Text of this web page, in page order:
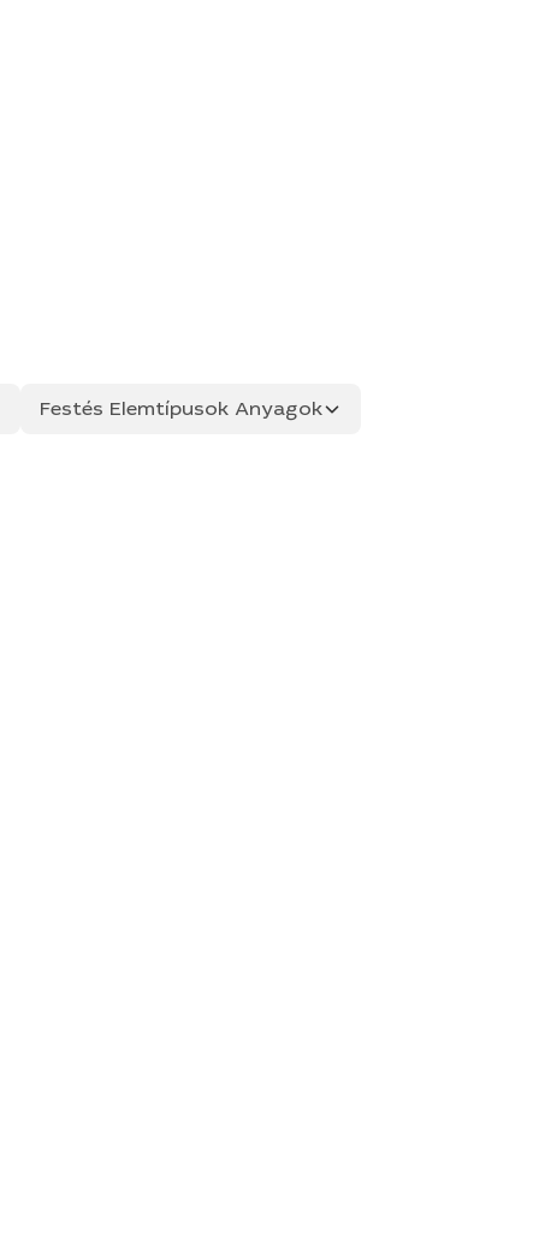
Festés Elemtípusok Anyagok